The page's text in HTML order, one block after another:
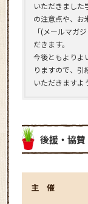
いただきました
の注意点や、お
「(メールマガ
だきます。
今後ともよりよ
りますので、引
いただきますよ
後援・協賛
主催